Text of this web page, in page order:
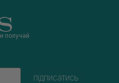
и получай
підписатись